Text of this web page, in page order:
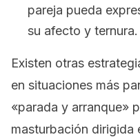
pareja pueda
su afecto y ternura.
Existen otras
en situaciones más
«parada y arranque»
masturbación dirigida